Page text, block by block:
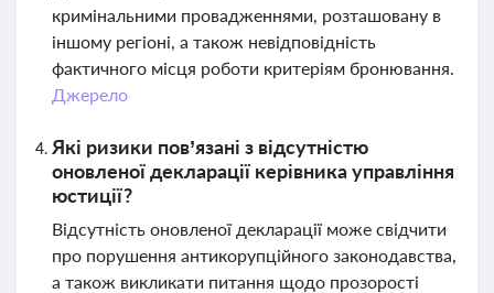
кримінальними провадженнями, розташовану в
іншому регіоні, а також невідповідність
фактичного місця роботи критеріям бронювання.
Джерело
Які ризики пов’язані з відсутністю
оновленої декларації керівника управління
юстиції?
Відсутність оновленої декларації може свідчити
про порушення антикорупційного законодавства,
а також викликати питання щодо прозорості